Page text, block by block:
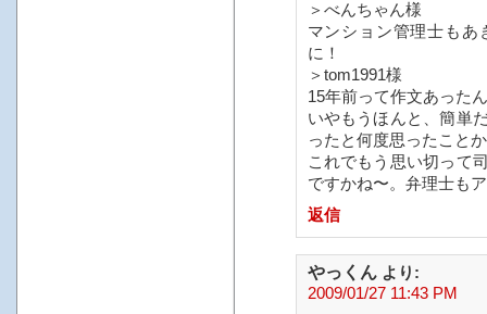
＞べんちゃん様
マンション管理士もあ
に！
＞tom1991様
15年前って作文あった
いやもうほんと、簡単
ったと何度思ったこと
これでもう思い切って
ですかね〜。弁理士も
返信
やっくん より:
2009/01/27 11:43 PM